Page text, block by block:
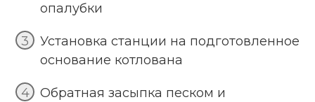
опалубки
Установка станции на подготовленное
основание котлована
Обратная засыпка песком и